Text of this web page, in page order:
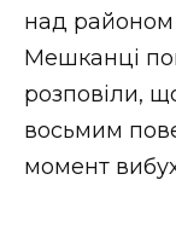
над районом
Мешканці
розповіли,
восьмим
момент